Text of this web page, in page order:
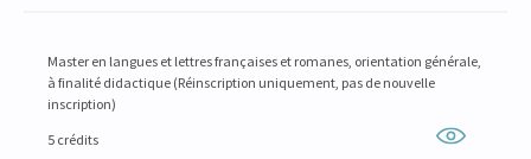
Master en langues et lettres françaises et romanes, orientation générale,
à finalité didactique (Réinscription uniquement, pas de nouvelle
inscription)
5 crédits